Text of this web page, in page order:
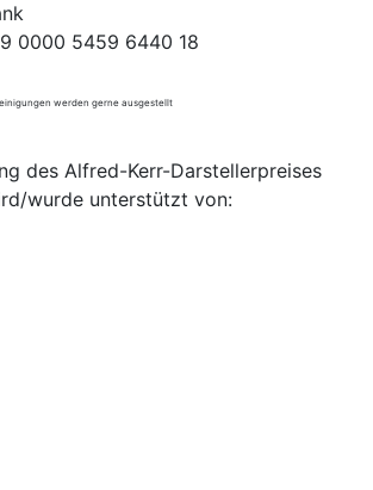
0000 5459 6440 18
werden gerne ausgestellt
des Alfred-Kerr-Darstellerpreises
wurde unterstützt von: